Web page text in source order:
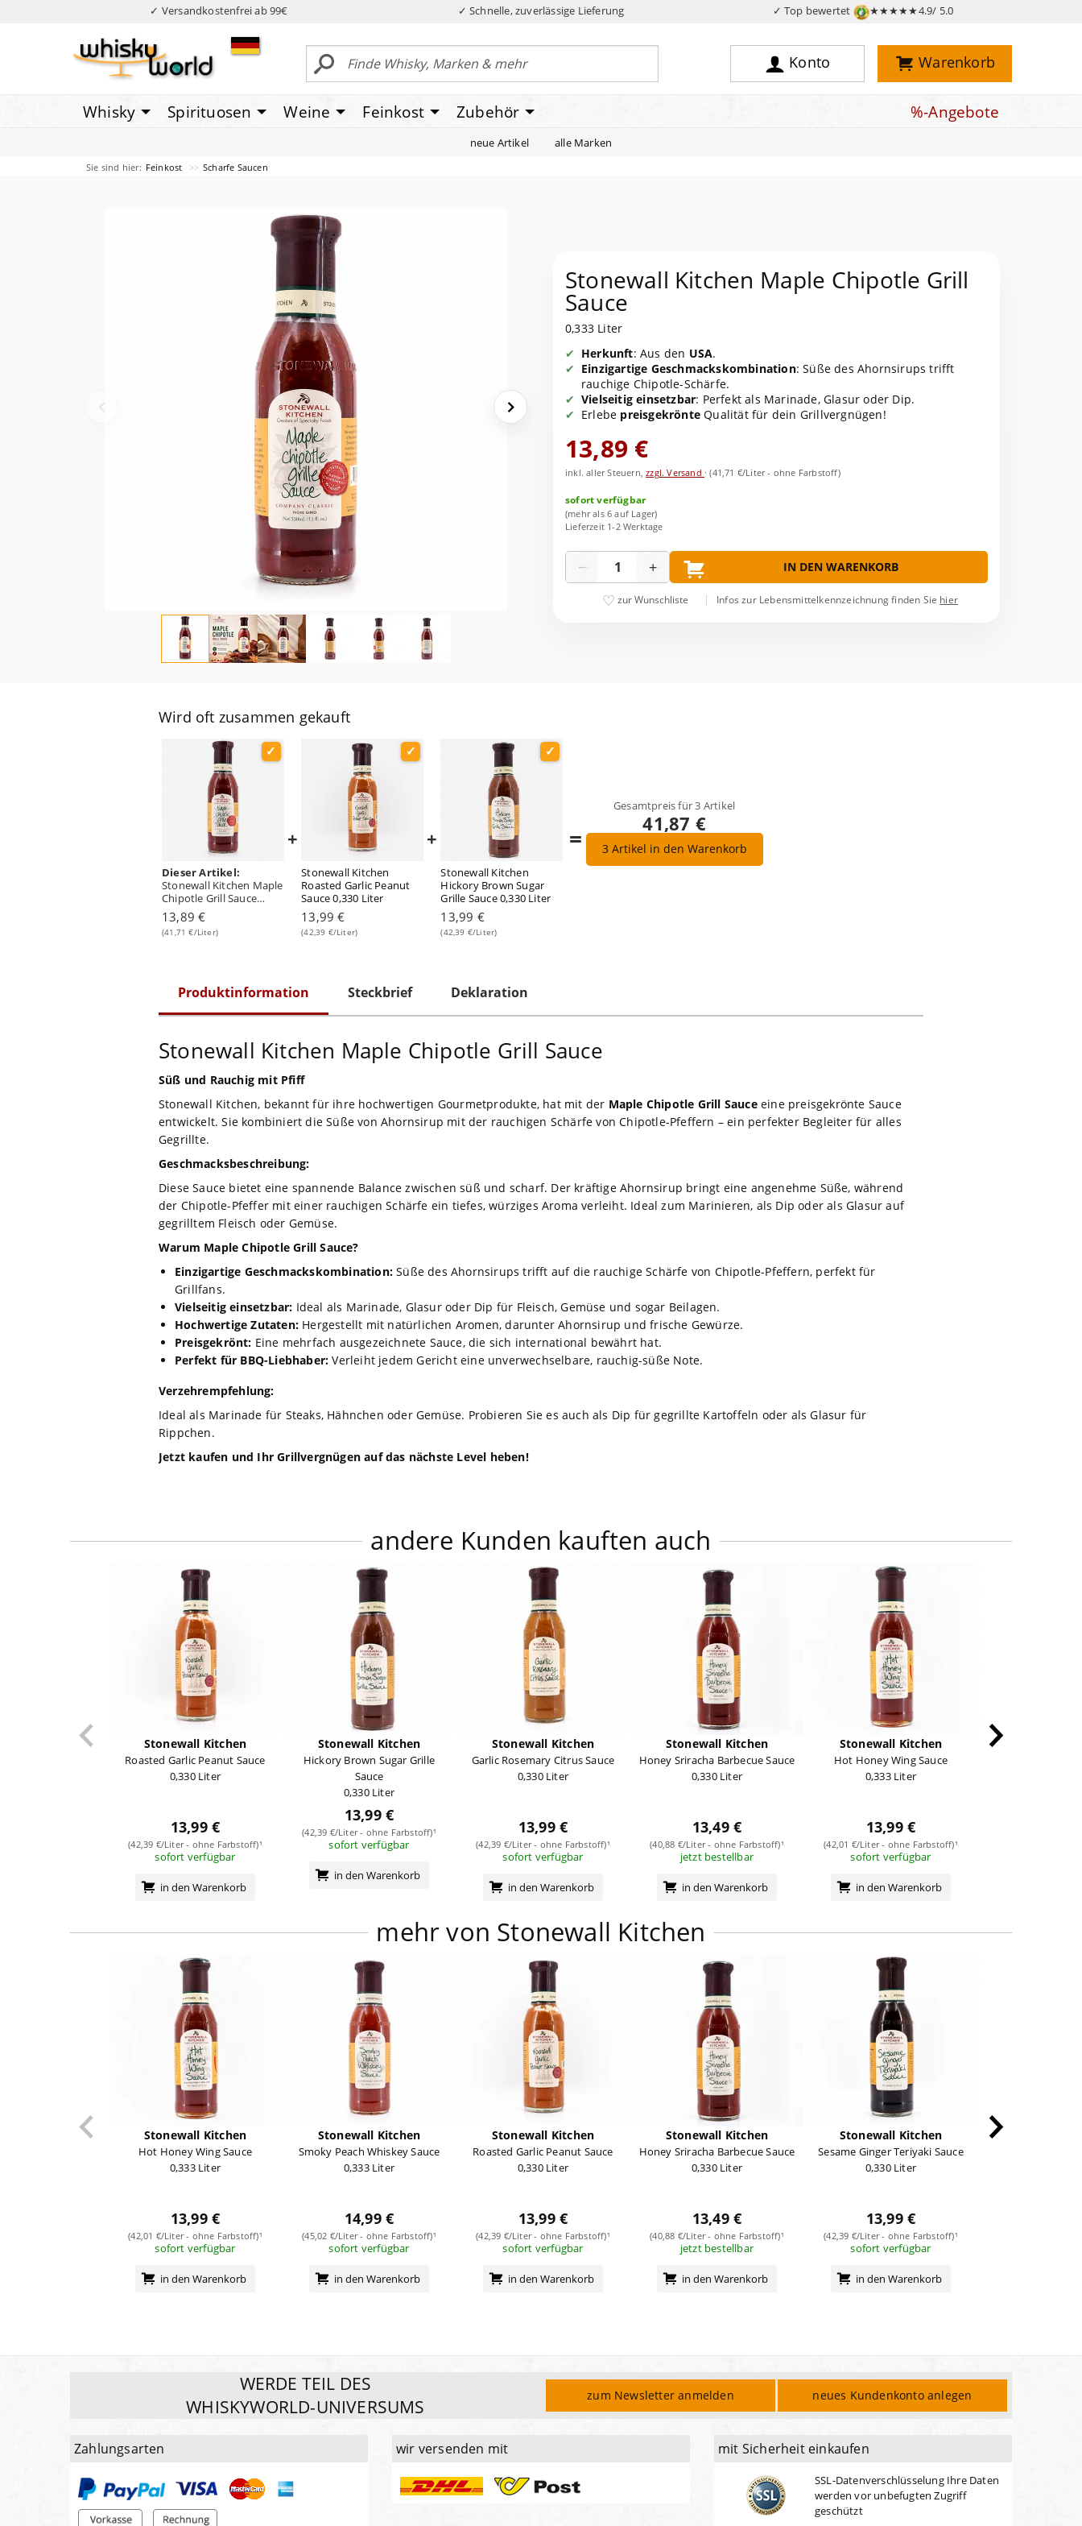
✓ Versandkostenfrei ab 99€ ✓ Schnelle, zuverlässige Lieferung ✓ Top bewertet ★★★★★4.9/ 5.0
Konto Warenkorb
Whisky Spirituosen Weine Feinkost Zubehör %-Angebote
neue Artikel alle Marken
Sie sind hier: Feinkost Scharfe Saucen
Stonewall Kitchen Maple Chipotle Grill
Sauce
0,333 Liter
Herkunft: Aus den USA.
Einzigartige Geschmackskombination: Süße des Ahornsirups trifft
rauchige Chipotle-Schärfe.
Vielseitig einsetzbar: Perfekt als Marinade, Glasur oder Dip.
Erlebe preisgekrönte Qualität für dein Grillvergnügen!
13,89 €
inkl. aller Steuern,zzgl. Versand ·(41,71 €/Liter - ohne Farbstoff)
sofort verfügbar
(mehr als 6 auf Lager)
Lieferzeit 1-2 Werktage
− + IN DEN WARENKORB
zur Wunschliste Infos zur Lebensmittelkennzeichnung finden Sie hier
Wird oft zusammen gekauft
Dieser Artikel:
Stonewall Kitchen Maple
Chipotle Grill Sauce
0,333 Liter
13,89 €
(41,71 €/Liter)
+
Stonewall Kitchen
Roasted Garlic Peanut
Sauce 0,330 Liter
13,99 €
(42,39 €/Liter)
+
Stonewall Kitchen
Hickory Brown Sugar
Grille Sauce 0,330 Liter
13,99 €
(42,39 €/Liter)
=
Gesamtpreis für3 Artikel
41,87 €
3Artikel in den Warenkorb
Produktinformation Steckbrief Deklaration
Stonewall Kitchen Maple Chipotle Grill Sauce
Süß und Rauchig mit Pfiff
Stonewall Kitchen, bekannt für ihre hochwertigen Gourmetprodukte, hat mit der Maple Chipotle Grill Sauceeine preisgekrönte Sauce
entwickelt. Sie kombiniert die Süße von Ahornsirup mit der rauchigen Schärfe von Chipotle-Pfeffern – ein perfekter Begleiter für alles
Gegrillte.
Geschmacksbeschreibung:
Diese Sauce bietet eine spannende Balance zwischen süß und scharf. Der kräftige Ahornsirup bringt eine angenehme Süße, während
der Chipotle-Pfeffer mit einer rauchigen Schärfe ein tiefes, würziges Aroma verleiht. Ideal zum Marinieren, als Dip oder als Glasur auf
gegrilltem Fleisch oder Gemüse.
Warum Maple Chipotle Grill Sauce?
Einzigartige Geschmackskombination: Süße des Ahornsirups trifft auf die rauchige Schärfe von Chipotle-Pfeffern, perfekt für
Grillfans.
Vielseitig einsetzbar: Ideal als Marinade, Glasur oder Dip für Fleisch, Gemüse und sogar Beilagen.
Hochwertige Zutaten: Hergestellt mit natürlichen Aromen, darunter Ahornsirup und frische Gewürze.
Preisgekrönt: Eine mehrfach ausgezeichnete Sauce, die sich international bewährt hat.
Perfekt für BBQ-Liebhaber: Verleiht jedem Gericht eine unverwechselbare, rauchig-süße Note.
Verzehrempfehlung:
Ideal als Marinade für Steaks, Hähnchen oder Gemüse. Probieren Sie es auch als Dip für gegrillte Kartoffeln oder als Glasur für
Rippchen.
Jetzt kaufen und Ihr Grillvergnügen auf das nächste Level heben!
andere Kunden kauften auch
Stonewall Kitchen
Roasted Garlic Peanut Sauce
0,330 Liter
13,99 €
(42,39 €/Liter - ohne Farbstoff)¹
sofort verfügbar
in den Warenkorb
Stonewall Kitchen
Hickory Brown Sugar Grille
Sauce
0,330 Liter
13,99 €
(42,39 €/Liter - ohne Farbstoff)¹
sofort verfügbar
in den Warenkorb
Stonewall Kitchen
Garlic Rosemary Citrus Sauce
0,330 Liter
13,99 €
(42,39 €/Liter - ohne Farbstoff)¹
sofort verfügbar
in den Warenkorb
Stonewall Kitchen
Honey Sriracha Barbecue Sauce
0,330 Liter
13,49 €
(40,88 €/Liter - ohne Farbstoff)¹
jetzt bestellbar
in den Warenkorb
Stonewall Kitchen
Hot Honey Wing Sauce
0,333 Liter
13,99 €
(42,01 €/Liter - ohne Farbstoff)¹
sofort verfügbar
in den Warenkorb
mehr von Stonewall Kitchen
Stonewall Kitchen
Hot Honey Wing Sauce
0,333 Liter
13,99 €
(42,01 €/Liter - ohne Farbstoff)¹
sofort verfügbar
in den Warenkorb
Stonewall Kitchen
Smoky Peach Whiskey Sauce
0,333 Liter
14,99 €
(45,02 €/Liter - ohne Farbstoff)¹
sofort verfügbar
in den Warenkorb
Stonewall Kitchen
Roasted Garlic Peanut Sauce
0,330 Liter
13,99 €
(42,39 €/Liter - ohne Farbstoff)¹
sofort verfügbar
in den Warenkorb
Stonewall Kitchen
Honey Sriracha Barbecue Sauce
0,330 Liter
13,49 €
(40,88 €/Liter - ohne Farbstoff)¹
jetzt bestellbar
in den Warenkorb
Stonewall Kitchen
Sesame Ginger Teriyaki Sauce
0,330 Liter
13,99 €
(42,39 €/Liter - ohne Farbstoff)¹
sofort verfügbar
in den Warenkorb
WERDE TEIL DES
WHISKYWORLD-UNIVERSUMS
zum Newsletter anmelden neues Kundenkonto anlegen
Zahlungsarten wir versenden mit mit Sicherheit einkaufen
SSL-Datenverschlüsselung Ihre Daten
werden vor unbefugten Zugriff
geschützt